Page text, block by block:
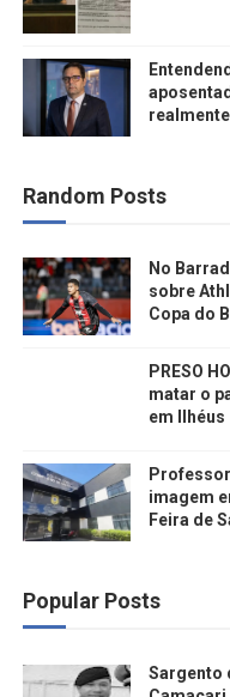
Random Posts
No
sobre
Copa do
PRESO
matar o
em Ilhéus
imagem
Feira de
Popular Posts
Sargento